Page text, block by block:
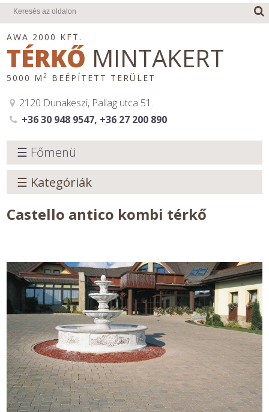
AWA 2000 KFT.
TÉRKŐ MINTAKERT
5000 M2 BEÉPÍTETT TERÜLET
2120 Dunakeszi, Pallag utca 51.
+36 30 948 9547, +36 27 200 890
☰ Főmenü
☰ Kategóriák
Castello antico kombi térkő